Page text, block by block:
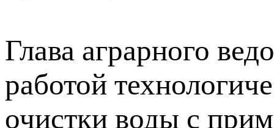
Глава аграрного
работой
очистки воды с